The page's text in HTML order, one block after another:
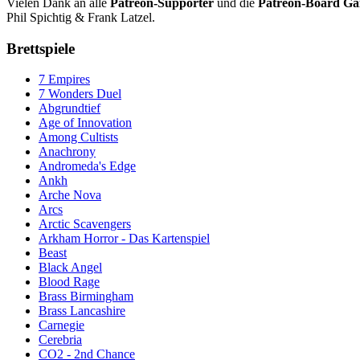
Vielen Dank an alle Patreon-Supporter und die Patreon-Board
Phil Spichtig & Frank Latzel.
Brettspiele
7 Empires
7 Wonders Duel
Abgrundtief
Age of Innovation
Among Cultists
Anachrony
Andromeda's Edge
Ankh
Arche Nova
Arcs
Arctic Scavengers
Arkham Horror - Das Kartenspiel
Beast
Black Angel
Blood Rage
Brass Birmingham
Brass Lancashire
Carnegie
Cerebria
CO2 - 2nd Chance